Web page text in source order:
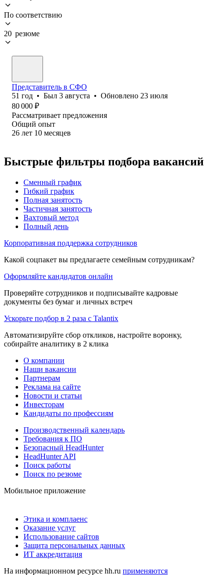
По соответствию
20 резюме
Представитель в СФО
51 год • Был 3 августа • Обновлено 23 июля
80 000 ₽
Рассматривает предложения
Общий опыт
26 лет 10 месяцев
Быстрые фильтры подбора вакансий
Сменный график
Гибкий график
Полная занятость
Частичная занятость
Вахтовый метод
Полный день
Корпоративная поддержка сотрудников
Какой соцпакет вы предлагаете семейным сотрудникам?
Оформляйте кандидатов онлайн
Проверяйте сотрудников и подписывайте кадровые
документы без бумаг и личных встреч
Ускорьте подбор в 2 раза с Talantix
Автоматизируйте сбор откликов, настройте воронку,
собирайте аналитику в 2 клика
О компании
Наши вакансии
Партнерам
Реклама на сайте
Новости и статьи
Инвесторам
Кандидаты по профессиям
Производственный календарь
Требования к ПО
Безопасный HeadHunter
HeadHunter API
Поиск работы
Поиск по резюме
Мобильное приложение
Этика и комплаенс
Оказание услуг
Использование сайтов
Защита персональных данных
ИТ аккредитация
На информационном ресурсе hh.ru применяются